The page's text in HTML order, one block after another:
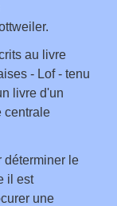
au livre
- Lof - tenu
livre d'un
centrale
déterminer le
il est
une